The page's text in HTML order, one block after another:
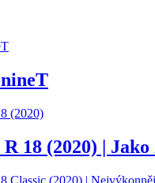
18 (2020) |